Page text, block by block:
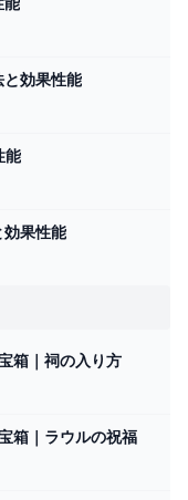
効果性能
能
効果性能
箱｜祠の入り方
箱｜ラウルの祝福